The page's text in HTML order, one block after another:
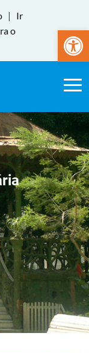
Abrir
|
Ir
o